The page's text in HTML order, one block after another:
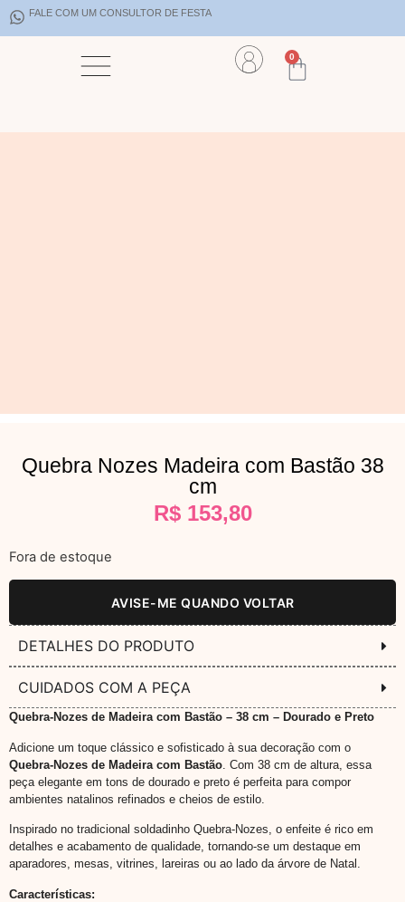
FALE COM UM CONSULTOR DE FESTA
0
Quebra Nozes Madeira com Bastão 38
cm
R$153,80
Fora de estoque
AVISE-ME QUANDO VOLTAR
DETALHES DO PRODUTO
CUIDADOS COM A PEÇA
Quebra-Nozes de Madeira com Bastão – 38 cm – Dourado e Preto
Adicione um toque clássico e sofisticado à sua decoração com o
Quebra-Nozes de Madeira com Bastão . Com 38 cm de altura, essa
peça elegante em tons de dourado e preto é perfeita para compor
ambientes natalinos refinados e cheios de estilo.
Inspirado no tradicional soldadinho Quebra-Nozes, o enfeite é rico em
detalhes e acabamento de qualidade, tornando-se um destaque em
aparadores, mesas, vitrines, lareiras ou ao lado da árvore de Natal.
Características: